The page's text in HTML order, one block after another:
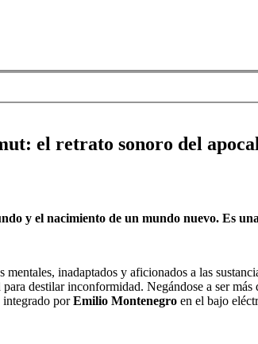
el retrato sonoro del
y el nacimiento de un mundo nuevo. Es
mentales, inadaptados y aficionados a las
destilar inconformidad. Negándose a ser
integrado porEmilio Montenegro en el bajo